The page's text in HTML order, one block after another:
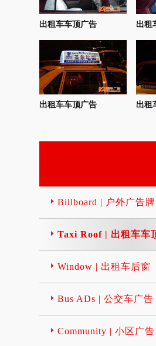
出租车车顶广告 出租
出租车车顶广告 出租
Billboard | 户外广告牌
Taxi Roof | 出租车车
Window | 出租车后窗
Bus ADs | 公交车广告
Community | 小区广告